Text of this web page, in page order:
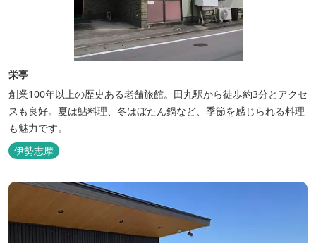
栄亭
創業100年以上の歴史ある老舗旅館。田丸駅から徒歩約3分とアクセ
スも良好。夏は鮎料理、冬はぼたん鍋など、季節を感じられる料理
も魅力です。
伊勢志摩